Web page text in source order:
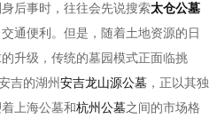
后事时，往往会先说搜索太仓公墓
通便利。但是，随着土地资源的日
升级，传统的墓园模式正面临挑
吉的湖州安吉龙山源公墓，正以其独
上海公墓和杭州公墓之间的市场格